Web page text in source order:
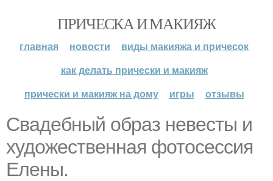
ПРИЧЕСКА И МАКИЯЖ
главная новости
виды макияжа и причесок
как делать прически и макияж
прически и макияж на дому
игры отзывы
Свадебный образ невесты и
художественная фотосессия
Елены.